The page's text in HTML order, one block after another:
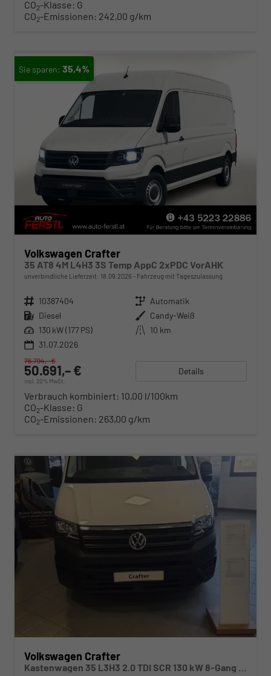
CO2-Klasse: G
CO2-Emissionen: 242,00 g/km
35,4%
Volkswagen Crafter
35 AT8 4M L4H3 3S Temp AppC 2xPDC VorAHK
unverbindliche Lieferzeit: 18.09.2026 Fahrzeug mit Tageszulassung
Fahrzeugnr. 10387404 Getriebe Automatik
Kraftstoff Diesel Außenfarbe Candy-Weiß
Leistung 130 kW (177 PS) Kilometerstand 10 km
31.07.2026
50.691,– €
incl. 20% MwSt.
76.794,– €
Details
Verbrauch kombiniert: 10,00 l/100km
CO2-Klasse: G
CO2-Emissionen: 263,00 g/km
Volkswagen Crafter
Kastenwagen 35 L3H3 2.0 TDI SCR 130 kW 8-Gang Automatik, 4 Motion, Klima, 5 Jahre Garantie, Hochdach i-abwählbar gegen Minderpreis- siehe Zusatzausstattungen